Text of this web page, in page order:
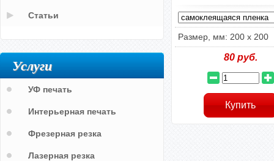
Размер, мм: 200 х 200
80руб.
Статьи
Услуги
УФ печать
Интерьерная печать
Фрезерная резка
Лазерная резка